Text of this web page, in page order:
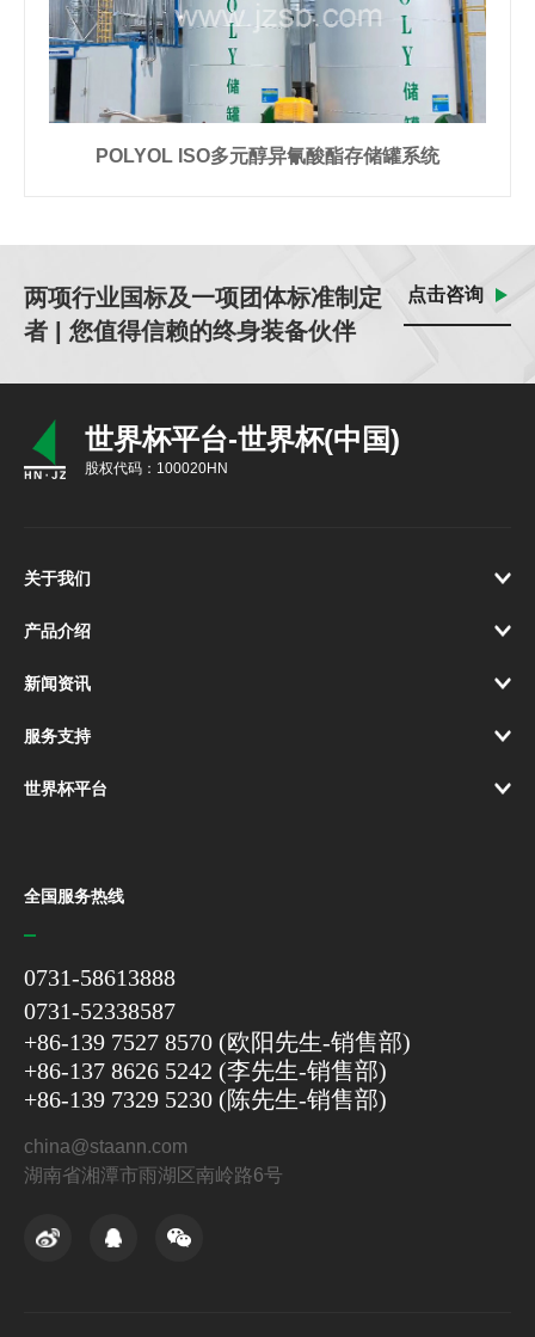
POLYOL ISO多元醇异氰酸酯存储罐系统
两项行业国标及一项团体标准制定
者 | 您值得信赖的终身装备伙伴
点击咨询
世界杯平台-世界杯(中国)
股权代码：100020HN
全国服务热线
0731-58613888
0731-52338587
+86-139 7527 8570 (欧阳先生-销售部)
+86-137 8626 5242 (李先生-销售部)
+86-139 7329 5230 (陈先生-销售部)
china@staann.com
湖南省湘潭市雨湖区南岭路6号
关于我们
产品介绍
新闻资讯
服务支持
世界杯平台